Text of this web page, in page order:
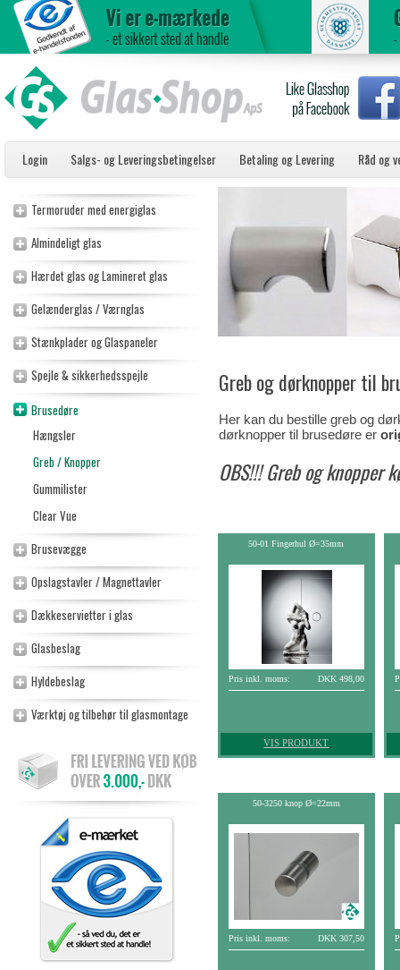
Login Salgs- og Leveringsbetingelser Betaling og Levering Råd og
Termoruder med energiglas
Almindeligt glas
Hærdet glas og Lamineret glas
Gelænderglas / Værnglas
Stænkplader og Glaspaneler
Spejle & sikkerhedsspejle
Brusedøre
Hængsler
Greb / Knopper
Gummilister
Clear Vue
Brusevægge
Opslagstavler / Magnettavler
Dækkeservietter i glas
Glasbeslag
Hyldebeslag
Værktøj og tilbehør til glasmontage
Greb og dørknopper til
Her kan du bestille greb og
dørknopper til brusedøre er
OBS!!! Greb og knopper
50-01 Fingerhul Ø=35mm
Pris inkl. moms: DKK 498,00
VIS PRODUKT
50-3250 knop Ø=22mm
Pris inkl. moms: DKK 307,50